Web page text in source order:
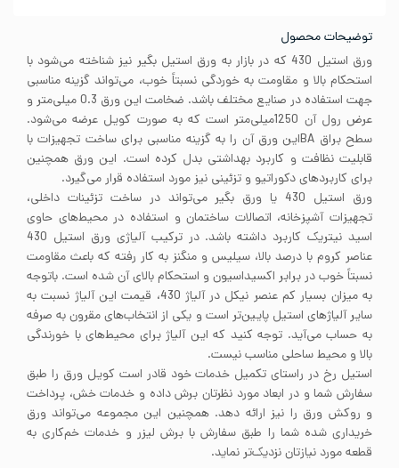
توضیحات محصول
ورق استیل 430 که در بازار به ورق استیل بگیر نیز شناخته می‌شود با
استحکام بالا و مقاومت به خوردگی نسبتاً خوب، می‌تواند گزینه مناسبی
جهت استفاده در صنایع مختلف باشد. ضخامت این ورق 0.3 میلی‌متر و
عرض رول آن 1250میلی‌متر است که به صورت کویل عرضه می‌شود.
سطح براق BAاین ورق آن را به گزینه مناسبی برای ساخت تجهیزات با
قابلیت نظافت و کاربرد بهداشتی بدل کرده است. این ورق همچنین
برای کاربردهای دکوراتیو و تزئینی نیز مورد استفاده قرار می‌گیرد.
ورق استیل 430 یا ورق بگیر می‌تواند در ساخت تزئینات داخلی،
تجهیزات آشپزخانه، اتصالات ساختمان و استفاده در محیط‌های حاوی
اسید نیتریک کاربرد داشته باشد. در ترکیب آلیاژی ورق استیل 430
عناصر کروم با درصد بالا، سیلیس و منگنز به کار رفته که باعث مقاومت
نسبتاً خوب در برابر اکسیداسیون و استحکام بالای آن شده است. باتوجه
به میزان بسیار کم عنصر نیکل در آلیاژ 430، قیمت این آلیاژ نسبت به
سایر آلیاژهای استیل پایین‌تر است و یکی از انتخاب‌های مقرون به صرفه
به حساب می‌آید. توجه کنید که این آلیاژ برای محیط‌های با خورندگی
بالا و محیط ساحلی مناسب نیست.
استیل رخ در راستای تکمیل خدمات خود قادر است کویل ورق را طبق
سفارش شما و در ابعاد مورد نظرتان برش داده و خدمات خش، پرداخت
و روکش ورق را نیز ارائه دهد. همچنین این مجموعه می‌تواند ورق
خریداری شده شما را طبق سفارش با برش لیزر و خدمات خم‌کاری به
قطعه مورد نیازتان نزدیک‌تر نماید.